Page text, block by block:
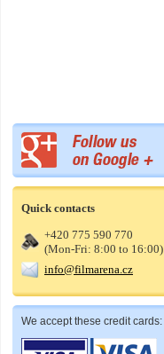
Quick contacts
+420 775 590 770
(Mon-Fri: 8:00 to 16:00)
info@filmarena.cz
We accept these credit cards: